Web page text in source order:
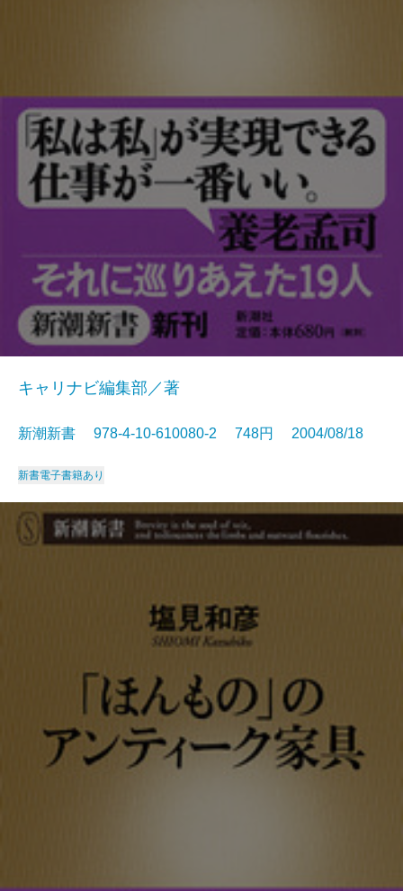
キャリナビ編集部／著
新潮新書 978-4-10-610080-2 748円 2004/08/18
新書電子書籍あり